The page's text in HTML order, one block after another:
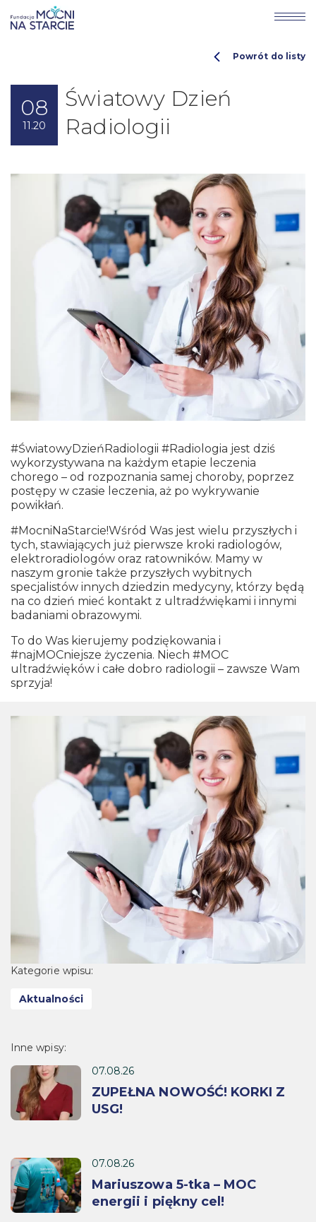
08
11.20
Światowy Dzień
Radiologii
Powrót do listy
#ŚwiatowyDzieńRadiologii #Radiologia jest dziś
wykorzystywana na każdym etapie leczenia
chorego – od rozpoznania samej choroby, poprzez
postępy w czasie leczenia, aż po wykrywanie
powikłań.
#MocniNaStarcie!Wśród Was jest wielu przyszłych i
tych, stawiających już pierwsze kroki radiologów,
elektroradiologów oraz ratowników. Mamy w
naszym gronie także przyszłych wybitnych
specjalistów innych dziedzin medycyny, którzy będą
na co dzień mieć kontakt z ultradźwiękami i innymi
badaniami obrazowymi.
To do Was kierujemy podziękowania i
#najMOCniejsze życzenia. Niech #MOC
ultradźwięków i całe dobro radiologii – zawsze Wam
sprzyja!
Kategorie wpisu:
Aktualności
Inne wpisy:
07.08.26
ZUPEŁNA NOWOŚĆ! KORKI Z
USG!
07.08.26
Mariuszowa 5-tka – MOC
energii i piękny cel!